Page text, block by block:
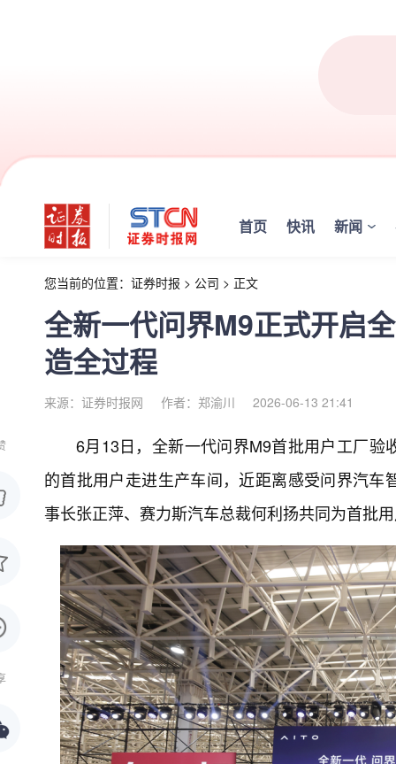
首页 快讯 新闻
您当前的位置： 证券时报 > 公司 > 正文
全新一代问界M9正式开启
造全过程
来源：证券时报网 作者：郑渝川 2026-06-13 21:41
6月13日，全新一代问界M9首批用户工厂
的首批用户走进生产车间，近距离感受问界汽
事长张正萍、赛力斯汽车总裁何利扬共同为首批